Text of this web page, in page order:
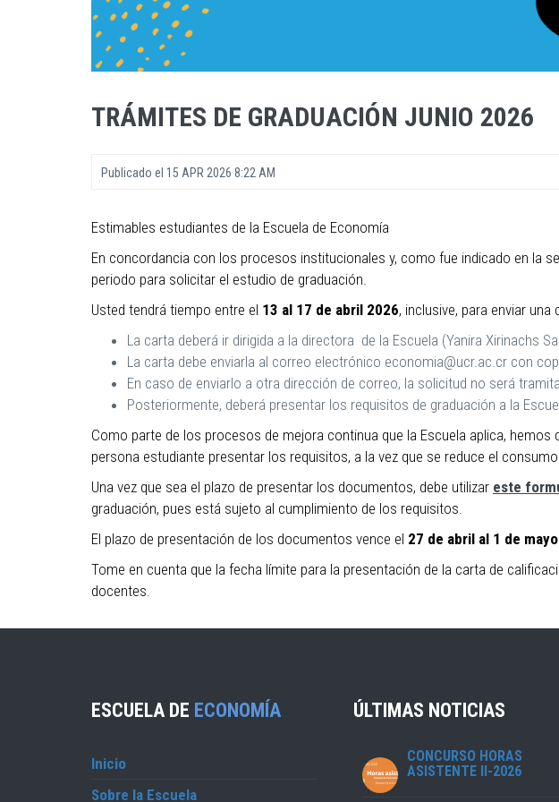
TRÁMITES DE GRADUACIÓN JUNIO 2026
Publicado el 15 APR 2026 8:22 AM
Estimables estudiantes de la Escuela de Economía
En concordancia con los procesos institucionales y, como fue indicado en la
periodo para solicitar el estudio de graduación.
Usted tendrá tiempo entre el 13 al 17 de abril 2026, inclusive, para enviar
La carta deberá ir dirigida a la directora de la Escuela (Yanira Xirinachs
La carta debe enviarla al correo electrónico economia@ucr.ac.cr con
En caso de enviarlo a otra dirección de correo, la solicitud no será
Posteriormente, deberá presentar los requisitos de graduación a la
Como parte de los procesos de mejora continua que la Escuela aplica,
persona estudiante presentar los requisitos, a la vez que se reduce el
Una vez que sea el plazo de presentar los documentos, debe utilizar este
graduación, pues está sujeto al cumplimiento de los requisitos.
El plazo de presentación de los documentos vence el 27 de abril al 1 de
Tome en cuenta que la fecha límite para la presentación de la carta de
docentes.
ESCUELA DE ECONOMÍA
Inicio
Sobre la Escuela
ÚLTIMAS NOTICIAS
CONCURSO HORAS
ASISTENTE II-2026